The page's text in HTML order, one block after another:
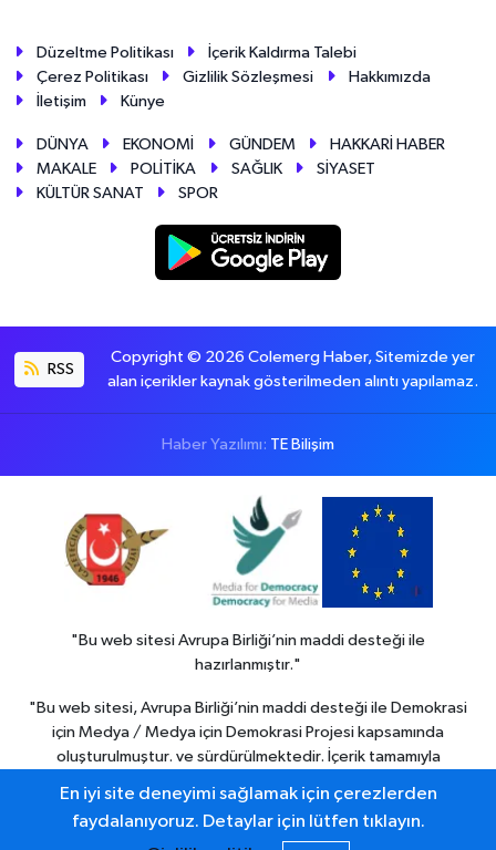
Düzeltme Politikası
İçerik Kaldırma Talebi
Çerez Politikası
Gizlilik Sözleşmesi
Hakkımızda
İletişim
Künye
DÜNYA EKONOMİ GÜNDEM
HAKKARİ HABER
MAKALE
POLİTİKA SAĞLIK
SİYASET
KÜLTÜR SANAT
SPOR
RSS
Copyright © 2026 Colemerg Haber, Sitemizde yer
alan içerikler kaynak gösterilmeden alıntı yapılamaz.
Haber Yazılımı: TE Bilişim
"Bu web sitesi Avrupa Birliği’nin maddi desteği ile
hazırlanmıştır."
"Bu web sitesi, Avrupa Birliği’nin maddi desteği ile Demokrasi
için Medya / Medya için Demokrasi Projesi kapsamında
oluşturulmuştur. ve sürdürülmektedir. İçerik tamamıyla
görüşlerini yansıtmak zorunda değildir."
En iyi site deneyimi sağlamak için çerezlerden
faydalanıyoruz. Detaylar için lütfen tıklayın.